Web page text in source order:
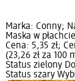
Marka: Conny;
Maska w
Cena: 5,35 zł;
(23,26 zł za 100
Status zielony
Status szary